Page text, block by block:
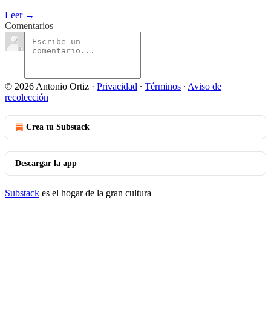
Leer →
Comentarios
© 2026 Antonio Ortiz · Privacidad ∙ Términos ∙ Aviso de
recolección
Crea tu Substack
Descargar la app
Substack es el hogar de la gran cultura